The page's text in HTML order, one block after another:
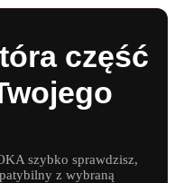
część
szybko sprawdzisz,
z wybraną